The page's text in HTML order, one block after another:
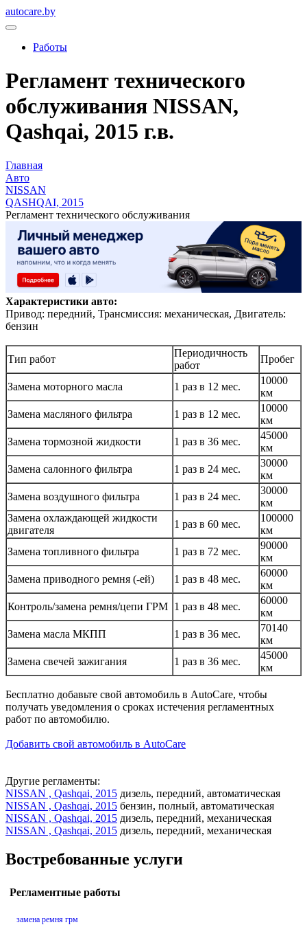
autocare.by
Работы
Регламент технического
обслуживания NISSAN,
Qashqai, 2015 г.в.
Главная
Авто
NISSAN
QASHQAI, 2015
Регламент технического обслуживания
Характеристики авто:
Привод: передний, Трансмиссия: механическая, Двигатель:
бензин
Тип работ
Периодичность
работ
Пробег
Замена моторного масла 1 раз в 12 мес.
10000
км
Замена масляного фильтра
1 раз в 12 мес.
10000
км
Замена тормозной жидкости
1 раз в 36 мес.
45000
км
Замена салонного фильтра
1 раз в 24 мес.
30000
км
Замена воздушного фильтра
1 раз в 24 мес.
30000
км
Замена охлаждающей жидкости
двигателя
1 раз в 60 мес.
100000
км
Замена топливного фильтра
1 раз в 72 мес.
90000
км
Замена приводного ремня (-ей)
1 раз в 48 мес.
60000
км
Контроль/замена ремня/цепи ГРМ 1 раз в 48 мес.
60000
км
Замена масла МКПП
1 раз в 36 мес.
70140
км
Замена свечей зажигания
1 раз в 36 мес.
45000
км
Бесплатно добавьте свой автомобиль в AutoCare, чтобы
получать уведомления о сроках истечения регламентных
работ по автомобилю.
Добавить свой автомобиль в AutoCare
Другие регламенты:
NISSAN , Qashqai, 2015 дизель, передний, автоматическая
NISSAN , Qashqai, 2015 бензин, полный, автоматическая
NISSAN , Qashqai, 2015 дизель, передний, механическая
NISSAN , Qashqai, 2015 дизель, передний, механическая
Востребованные услуги
Регламентные работы
замена ремня грм